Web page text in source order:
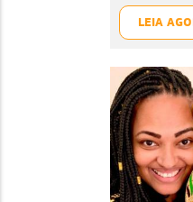
LEIA